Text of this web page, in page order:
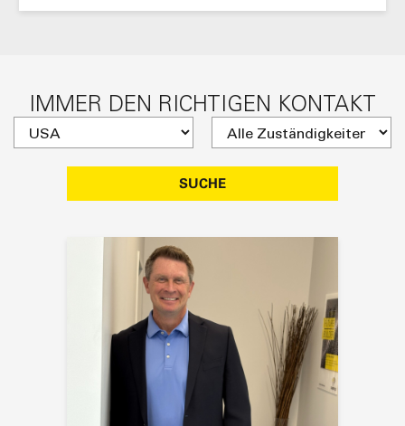
IMMER DEN RICHTIGEN KONTAKT
SUCHE